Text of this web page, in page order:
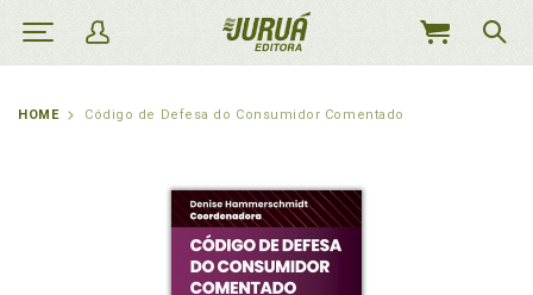
MEU
HOME Código de Defesa do Consumidor Comentado